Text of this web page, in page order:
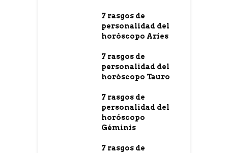
7 rasgos de
personalidad del
horóscopo Aries
7 rasgos de
personalidad del
horóscopo Tauro
7 rasgos de
personalidad del
horóscopo
Géminis
7 rasgos de